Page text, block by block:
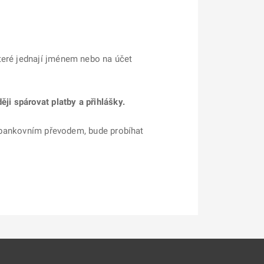
jednají jménem nebo na účet
spárovat platby a přihlášky.
převodem, bude probíhat